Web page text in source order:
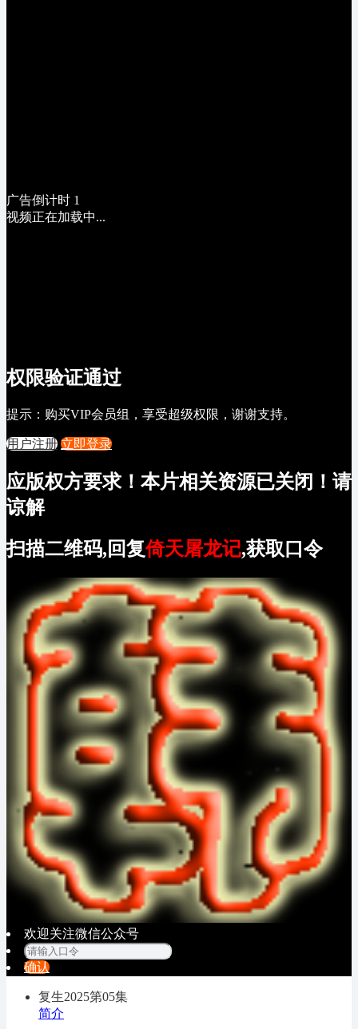
广告倒计时 1
视频正在加载中...
权限验证通过
提示：购买VIP会员组，享受超级权限，谢谢支持。
用户注册 立即登录
应版权方要求！本片相关资源已关闭！请
谅解
扫描二维码,回复倚天屠龙记,获取口令
欢迎关注微信公众号
确认
复生2025第05集
简介